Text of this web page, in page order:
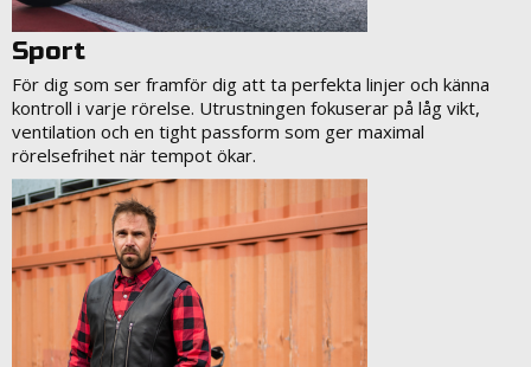
Sport
För dig som ser framför dig att ta perfekta linjer och känna
kontroll i varje rörelse. Utrustningen fokuserar på låg vikt,
ventilation och en tight passform som ger maximal
rörelsefrihet när tempot ökar.